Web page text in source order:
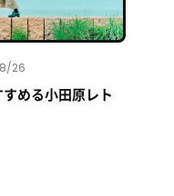
26
める小田原レト